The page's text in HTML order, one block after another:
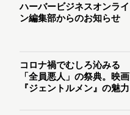
ハーバービジネスオンライ
ン編集部からのお知らせ
コロナ禍でむしろ沁みる
「全員悪人」の祭典。映画
『ジェントルメン』の魅力